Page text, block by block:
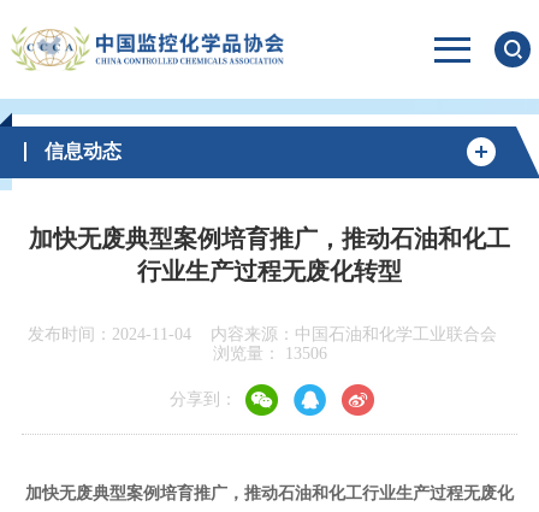
信息动态
加快无废典型案例培育推广，推动石油和化工
行业生产过程无废化转型
发布时间：2024-11-04
内容来源：中国石油和化学工业联合会
浏览量：
13506
分享到：
加快无废典型案例培育推广，推动石油和化工行业生产过程无废化